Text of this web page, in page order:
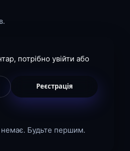
потрібно увійти або
Реєстрація
Будьте першим.